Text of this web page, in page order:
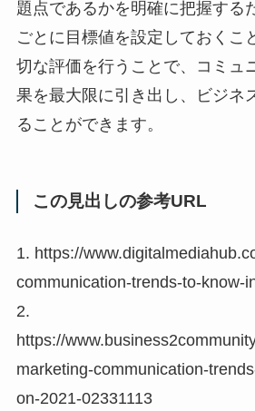
題点であるかを明確に把握する
ごとに目標値を設定しておくこ
切な評価を行うことで、コミュ
果を最大限に引き出し、ビジネ
ることができます。
この見出しの参考URL
1. https://
communication-trends-to-know-
2.
https://
marketing-communication-
on-2021-02331113